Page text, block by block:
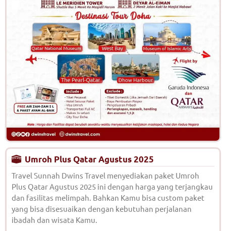
Umroh Plus Qatar Agustus 2025
Travel Sunnah Dwins Travel menyediakan paket Umroh
Plus Qatar Agustus 2025 ini dengan harga yang terjangkau
dan fasilitas melimpah. Bahkan Kamu bisa custom paket
yang bisa disesuaikan dengan kebutuhan perjalanan
ibadah dan wisata Kamu.